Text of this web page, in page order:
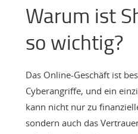
Warum ist
so wichtig?
Das Online-Geschäft ist
Cyberangriffe, und ein
kann nicht nur zu
sondern auch das